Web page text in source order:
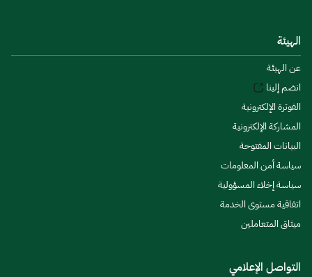
الهيئة
عن الهيئة
انضم إلينا
الفوترة الإلكترونية
المشاركة الإلكترونية
البيانات المفتوحة
سياسة أمن المعلومات
سياسة إخلاء المسؤولية
اتفاقية مستوى الخدمة
ميثاق المتعاملين
التواصل الإعلامي